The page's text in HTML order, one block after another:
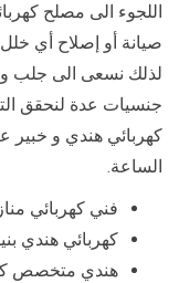
اللجوء الى مصلح
صيانة أو إصلاح أي
لذلك نسعى الى جلب
جنسيات عدة لنحقق
كهربائي هندي و خبير
الساعة.
فني كهربائي
كهربائي هندي
هندي متخصص